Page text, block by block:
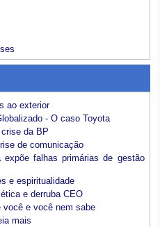
ao exterior
- O caso Toyota
da BP
de comunicação
expõe falhas primárias de gestão
e espiritualidade
e derruba CEO
você e você nem sabe
mais